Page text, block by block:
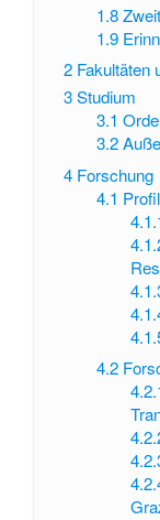
1.8
1.9
2 Fakultäten
3Studium
3.1
3.2
4 Forschung
4.1
4.2